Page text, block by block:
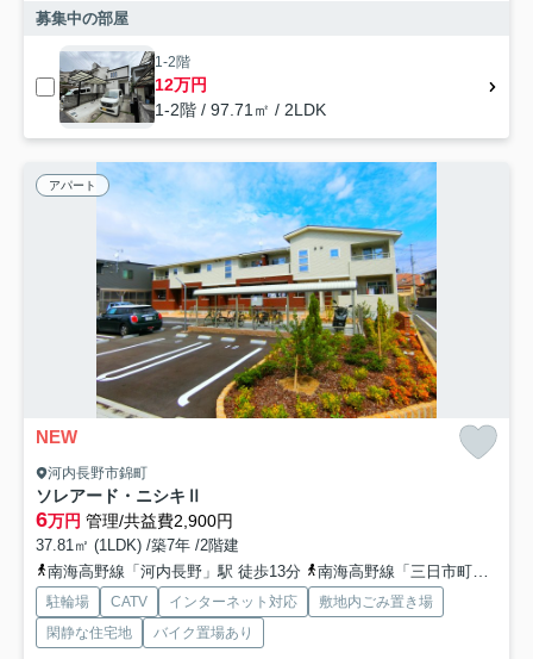
募集中の部屋
1-2階
12万円
1-2階 / 97.71㎡ / 2LDK
アパート
NEW
河内長野市錦町
ソレアード・ニシキⅡ
6万円 管理/共益費2,900円
37.81㎡ (1LDK) /築7年 /2階建
南海高野線「河内長野」駅 徒歩13分
南海高野線「三日市町」駅 徒歩28分
駐輪場 CATV インターネット対応
敷地内ごみ置き場
閑静な住宅地
バイク置場あり